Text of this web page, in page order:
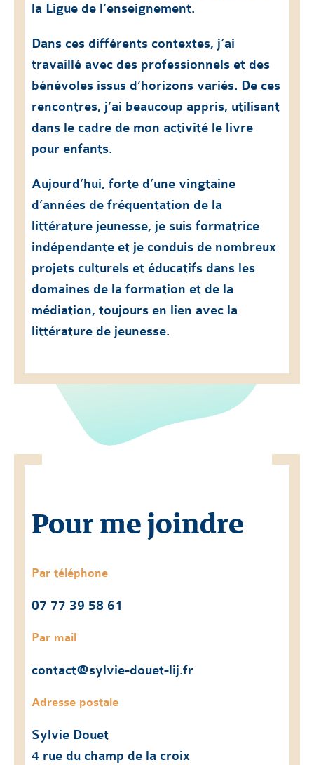
la Ligue de l’enseignement.
Dans ces différents contextes, j’ai
travaillé avec des professionnels et des
bénévoles issus d’horizons variés. De ces
rencontres, j’ai beaucoup appris, utilisant
dans le cadre de mon activité le livre
pour enfants.
Aujourd’hui, forte d’une vingtaine
d’années de fréquentation de la
littérature jeunesse, je suis formatrice
indépendante et je conduis de nombreux
projets culturels et éducatifs dans les
domaines de la formation et de la
médiation, toujours en lien avec la
littérature de jeunesse.
Pour me joindre
Par téléphone
07 77 39 58 61
Par mail
contact@sylvie-douet-lij.fr
Adresse postale
Sylvie Douet
4 rue du champ de la croix